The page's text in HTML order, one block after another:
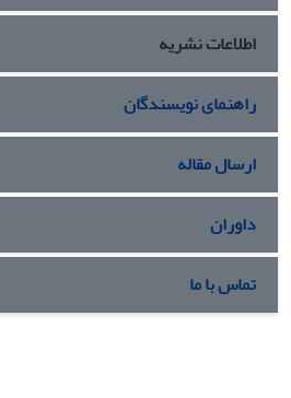
اطلاعات نشریه
راهنمای نویسندگان
ارسال مقاله
داوران
تماس با ما